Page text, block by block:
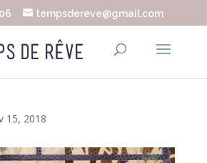
tempsdereve@gmail.com
15, 2018